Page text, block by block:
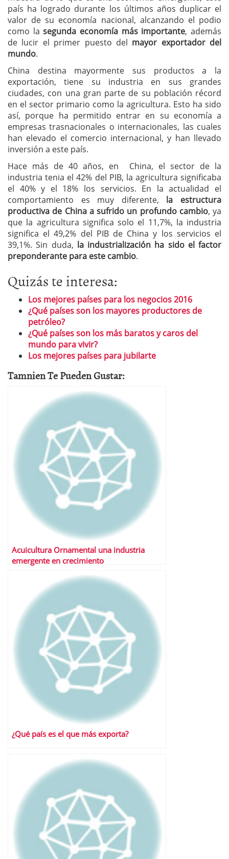
país ha logrado durante los últimos años duplicar el
valor de su economía nacional, alcanzando el podio
como lasegunda economía más importante, además
de lucir el primer puesto del mayor exportador del
mundo.
China destina mayormente sus productos a la
exportación, tiene su industria en sus grandes
ciudades, con una gran parte de su población récord
en el sector primario como la agricultura. Esto ha sido
así, porque ha permitido entrar en su economía a
empresas trasnacionales o internacionales, las cuales
han elevado el comercio internacional, y han llevado
inversión a este país.
Hace más de 40 años, en China, el sector de la
industria tenia el 42% del PIB, la agricultura significaba
el 40% y el 18% los servicios. En la actualidad el
comportamiento es muy diferente, la estructura
productiva de China a sufrido un profundo cambio, ya
que la agricultura significa solo el 11,7%, la industria
significa el 49,2% del PIB de China y los servicios el
39,1%. Sin duda, la industrialización ha sido el factor
preponderante para este cambio.
Quizás te interesa:
Los mejores países para los negocios 2016
¿Qué países son los mayores productores de
petróleo?
¿Qué países son los más baratos y caros del
mundo para vivir?
Los mejores países para jubilarte
Tamnien Te Pueden Gustar:
Acuicultura Ornamental una industria
emergente en crecimiento
¿Qué país es el que más exporta?